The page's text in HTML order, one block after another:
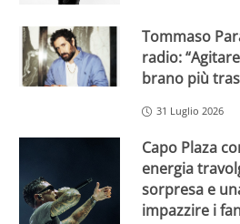
Tommaso
radio:
brano più
31 Luglio 2026
Capo Plaza
energia
sorpresa e
impazzire i